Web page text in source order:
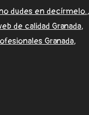
dudes en decírmelo.,
de calidad Granada,
Granada,